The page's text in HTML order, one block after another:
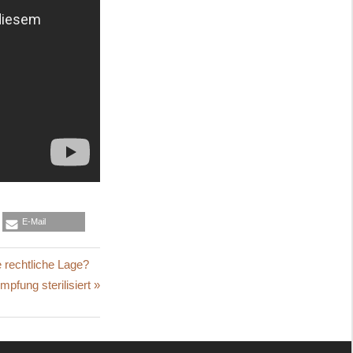
E-Mail
Lage?
sterilisiert